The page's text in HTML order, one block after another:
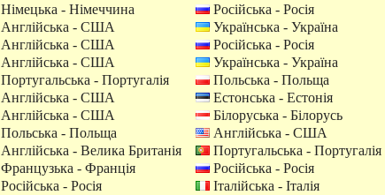
Німецька - Німеччина
Російська - Росія
Англійська - США
Українська - Україна
Англійська - США
Російська - Росія
Англійська - США
Українська - Україна
Португальська - Португалія
Польська - Польща
Англійська - США
Естонська - Естонія
Англійська - США
Білоруська - Білорусь
Польська - Польща
Англійська - США
Англійська - Велика Британія
Португальська - Португалія
Французька - Франція
Російська - Росія
Російська - Росія
Італійська - Італія